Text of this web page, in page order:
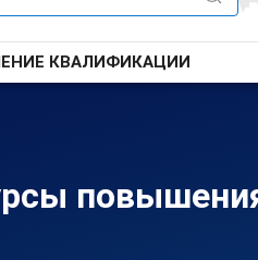
КВАЛИФИКАЦИИ